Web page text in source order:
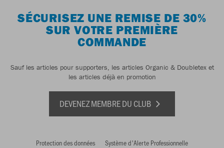
SÉCURISEZ UNE REMISE DE 30%
SUR VOTRE PREMIÈRE
COMMANDE
Sauf les articles pour supporters, les articles Organic & Doubletex et
les articles déjà en promotion
DEVENEZ MEMBRE DU CLUB
Protection des données Système d'Alerte Professionnelle